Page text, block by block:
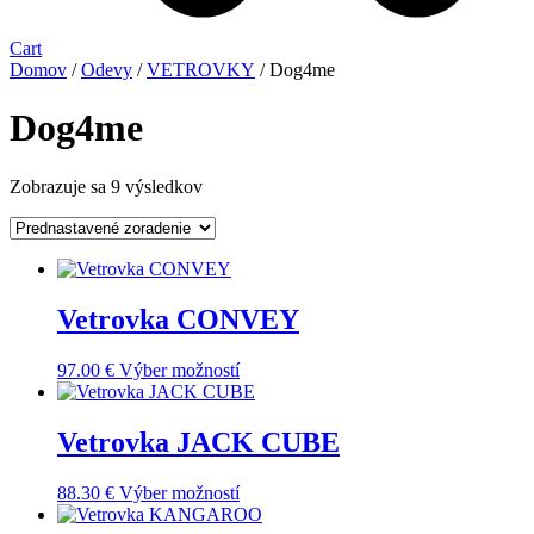
Cart
Domov /Odevy /VETROVKY / Dog4me
Dog4me
Zobrazuje sa 9 výsledkov
Vetrovka CONVEY
97.00 € Výber možnostíTento
produkt
viacero
variantov.
si
môžete
Vetrovka JACK CUBE
88.30 € Výber možnostíTento
produkt